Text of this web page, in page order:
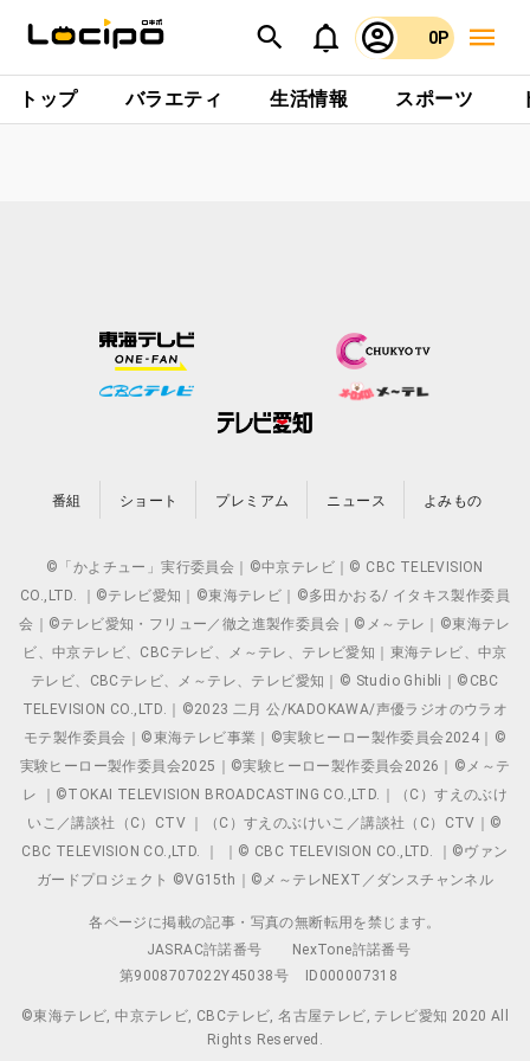
0P
トップ バラエティ 生活情報 スポーツ
番組 ショート プレミアム ニュース よみもの
©「かよチュー」実行委員会｜©中京テレビ｜© CBC TELEVISION
CO.,LTD. ｜©テレビ愛知｜©東海テレビ｜©多田かおる/ イタキス製作委員
会｜©テレビ愛知・フリュー／徹之進製作委員会｜©メ～テレ｜©東海テレ
ビ、中京テレビ、CBCテレビ、メ～テレ、テレビ愛知｜東海テレビ、中京
テレビ、CBCテレビ、メ～テレ、テレビ愛知｜© Studio Ghibli｜©CBC
TELEVISION CO.,LTD.｜©2023 二月 公/KADOKAWA/声優ラジオのウラオ
モテ製作委員会｜©東海テレビ事業｜©実験ヒーロー製作委員会2024｜©
実験ヒーロー製作委員会2025｜©実験ヒーロー製作委員会2026｜©メ～テ
レ ｜©TOKAI TELEVISION BROADCASTING CO.,LTD.｜（C）すえのぶけ
いこ／講談社（C）CTV ｜（C）すえのぶけいこ／講談社（C）CTV｜©
CBC TELEVISION CO.,LTD. ｜ ｜© CBC TELEVISION CO.,LTD. ｜©ヴァン
ガードプロジェクト ©VG15th｜©メ～テレNEXT／ダンスチャンネル
各ページに掲載の記事・写真の無断転用を禁じます。
JASRAC許諾番号
NexTone許諾番号
第9008707022Y45038号
ID000007318
©東海テレビ, 中京テレビ, CBCテレビ, 名古屋テレビ, テレビ愛知 2020 All
Rights Reserved.